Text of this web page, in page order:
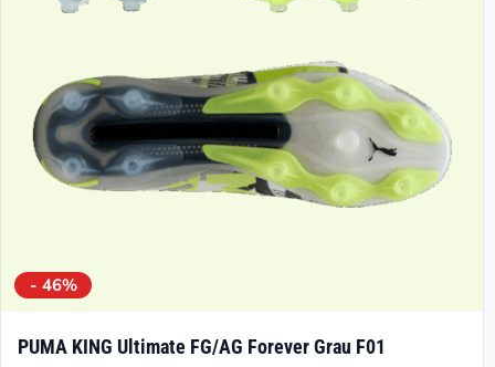
- 46%
PUMA KING Ultimate FG/AG Forever Grau F01